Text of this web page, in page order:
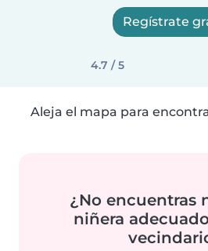
Regístrate
4.7 / 5
Aleja el mapa para
¿No encuentras
niñera